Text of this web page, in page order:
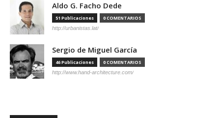
Aldo G. Facho Dede
51 Publicaciones 0 COMENTARIOS
http://urbanistas.lat/
Sergio de Miguel García
46 Publicaciones 0 COMENTARIOS
http://www.hand-architecture.com/